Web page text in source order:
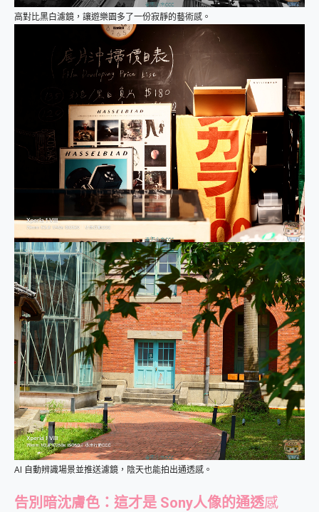
高對比黑白濾鏡，讓遊樂園多了一份寂靜的藝術感。
AI 自動辨識場景並推送濾鏡，陰天也能拍出通透感。
告別暗沈膚色：這才是 Sony人像的通透感